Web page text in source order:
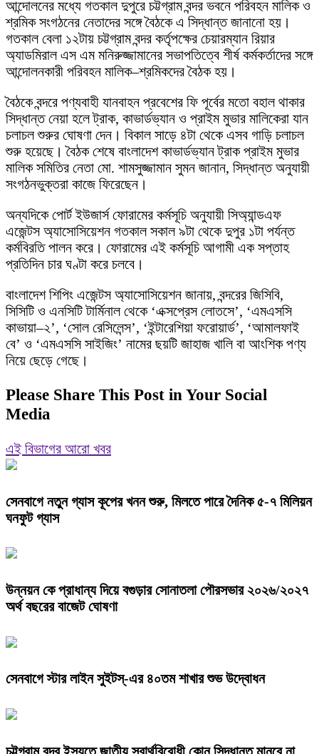
আন্দোলনের মধ্যে গতকাল দুপুরে চট্টগ্রাম বন্দর ভবনে পরিবহন মালিক ও
শ্রমিক সংগঠনের নেতাদের সঙ্গে বৈঠকে এ সিদ্ধান্ত জানানো হয়।
গতকাল বেলা ১২টায় চট্টগ্রাম বন্দর কর্তৃপক্ষের চেয়ারম্যান রিয়ার
অ্যাডমিরাল এস এম মনিরুজ্জামানের সভাপতিত্বে শীর্ষ কর্মকর্তাদের সঙ্গে
আন্দোলনকারী পরিবহন মালিক–শ্রমিকদের বৈঠক হয়।
বৈঠকে বন্দরে পণ্যবাহী যানবাহন প্রবেশের ফি পূর্বের মতো বহাল থাকার
সিদ্ধান্ত নেয়া হলে ট্রাক, কাভার্ডভ্যান ও প্রাইম মুভার মালিকেরা যান
চলাচল শুরুর ঘোষণা দেন। বিকাল সাড়ে ৪টা থেকে এসব গাড়ি চলাচল
শুরু হয়েছে। বৈঠক শেষে বাংলাদেশ কাভার্ডভ্যান ট্রাক প্রাইম মুভার
মালিক সমিতির নেতা মো. শামসুজ্জামান সুমন জানান, সিদ্ধান্ত অনুযায়ী
সংগঠনভুক্তরা কাজে ফিরেছেন।
অন্যদিকে পোর্ট ইউজার্স ফোরামের কর্মসূচি অনুযায়ী সিঅ্যান্ডএফ
এজেন্টস অ্যাসোসিয়েশন গতকাল সকাল ৯টা থেকে দুপুর ১টা পর্যন্ত
কর্মবিরতি পালন করে। ফোরামের এই কর্মসূচি আগামী এক সপ্তাহ
প্রতিদিন চার ঘণ্টা করে চলবে।
বাংলাদেশ শিপিং এজেন্টস অ্যাসোসিয়েশন জানায়, বন্দরের জিসিবি,
সিসিটি ও এনসিটি টার্মিনাল থেকে ‘এক্সপ্রেস লোতসে’, ‘এমএসসি
কাভায়া–২’, ‘সোল রেসিলেন্স’, ‘ইন্টারেশিয়া ফরোয়ার্ড’, ‘আমালফাই
বে’ ও ‘এমএসসি সাইজিং’ নামের ছয়টি জাহাজ খালি বা আংশিক পণ্য
নিয়ে ছেড়ে গেছে।
Please Share This Post in Your Social
Media
এই বিভাগের আরো খবর
সেনবাগে নতুন গ্যাস কূপের খনন শুরু, মিলতে পারে দৈনিক ৫-৭ মিলিয়ন
ঘনফুট গ্যাস
উন্নয়ন কে প্রাধান্য দিয়ে বগুড়ার সোনাতলা পৌরসভার ২০২৬/২০২৭
অর্থ বছরের বাজেট ঘোষণা
সেনবাগে স্টার লাইন সুইটস্-এর ৪০তম শাখার শুভ উদ্বোধন